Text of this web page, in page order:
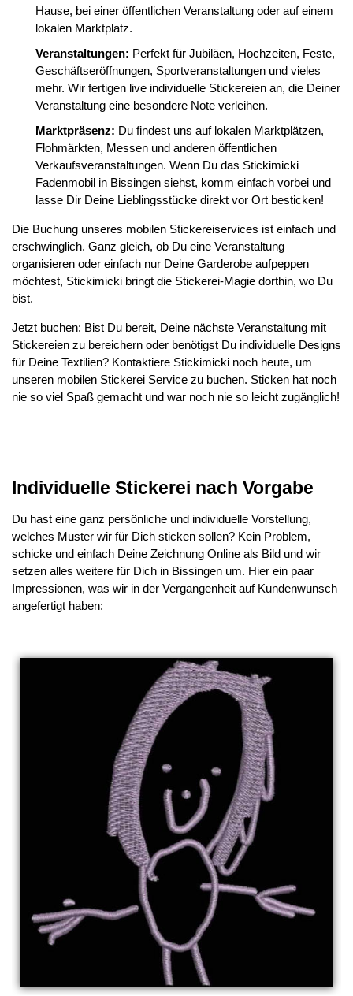
Hause, bei einer öffentlichen Veranstaltung oder auf einem
lokalen Marktplatz.
Veranstaltungen: Perfekt für Jubiläen, Hochzeiten, Feste,
Geschäftseröffnungen, Sportveranstaltungen und vieles
mehr. Wir fertigen live individuelle Stickereien an, die Deiner
Veranstaltung eine besondere Note verleihen.
Marktpräsenz: Du findest uns auf lokalen Marktplätzen,
Flohmärkten, Messen und anderen öffentlichen
Verkaufsveranstaltungen. Wenn Du das Stickimicki
Fadenmobil in Bissingen siehst, komm einfach vorbei und
lasse Dir Deine Lieblingsstücke direkt vor Ort besticken!
Die Buchung unseres mobilen Stickereiservices ist einfach und
erschwinglich. Ganz gleich, ob Du eine Veranstaltung
organisieren oder einfach nur Deine Garderobe aufpeppen
möchtest, Stickimicki bringt die Stickerei-Magie dorthin, wo Du
bist.
Jetzt buchen: Bist Du bereit, Deine nächste Veranstaltung mit
Stickereien zu bereichern oder benötigst Du individuelle Designs
für Deine Textilien? Kontaktiere Stickimicki noch heute, um
unseren mobilen Stickerei Service zu buchen. Sticken hat noch
nie so viel Spaß gemacht und war noch nie so leicht zugänglich!
Individuelle Stickerei nach Vorgabe
Du hast eine ganz persönliche und individuelle Vorstellung,
welches Muster wir für Dich sticken sollen? Kein Problem,
schicke und einfach Deine Zeichnung Online als Bild und wir
setzen alles weitere für Dich in Bissingen um. Hier ein paar
Impressionen, was wir in der Vergangenheit auf Kundenwunsch
angefertigt haben: